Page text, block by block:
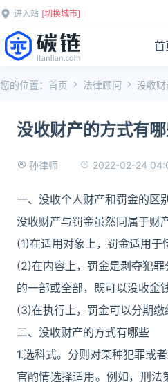
进入站 [切换城市]
首
您的位置： 首页 法律顾问 没收
没收财产的方式有
孙律师 2022-02-24
一、没收个人财产和罚金的区
没收财产与罚金虽然同属于财
(1)在适用对象上，罚金适用于
(2)在内容上，罚金是剥夺犯
的一部或全部，既可以没收金
(3)在执行上，罚金可以分期缴
二、没收财产的方式有哪些
1.选科式。分则对某种犯罪或
官酌情选择适用。例如，刑